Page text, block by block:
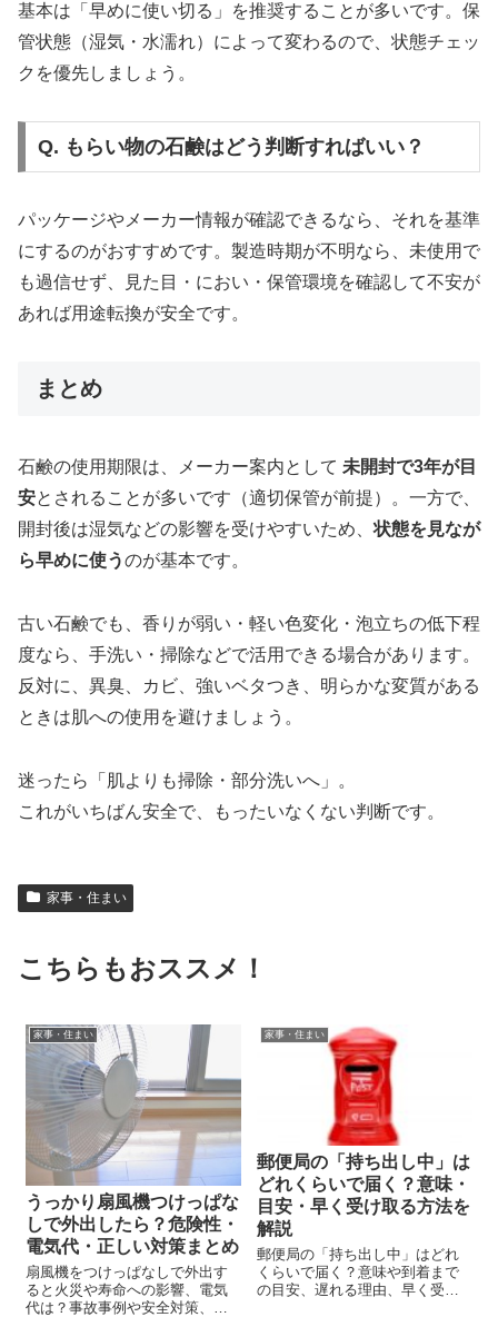
基本は「早めに使い切る」を推奨することが多いです。保
管状態（湿気・水濡れ）によって変わるので、状態チェッ
クを優先しましょう。
Q. もらい物の石鹸はどう判断すればいい？
パッケージやメーカー情報が確認できるなら、それを基準
にするのがおすすめです。製造時期が不明なら、未使用で
も過信せず、見た目・におい・保管環境を確認して不安が
あれば用途転換が安全です。
まとめ
石鹸の使用期限は、メーカー案内として 未開封で3年が目
安とされることが多いです（適切保管が前提）。一方で、
開封後は湿気などの影響を受けやすいため、状態を見なが
ら早めに使うのが基本です。
古い石鹸でも、香りが弱い・軽い色変化・泡立ちの低下程
度なら、手洗い・掃除などで活用できる場合があります。
反対に、異臭、カビ、強いベタつき、明らかな変質がある
ときは肌への使用を避けましょう。
迷ったら「肌よりも掃除・部分洗いへ」。
これがいちばん安全で、もったいなくない判断です。
家事・住まい
こちらもおススメ！
家事・住まい
うっかり扇風機つけっぱな
しで外出したら？危険性・
電気代・正しい対策まとめ
扇風機をつけっぱなしで外出す
ると火災や寿命への影響、電気
代は？事故事例や安全対策、買
家事・住まい
郵便局の「持ち出し中」は
どれくらいで届く？意味・
目安・早く受け取る方法を
解説
郵便局の「持ち出し中」はどれ
くらいで届く？意味や到着まで
の目安、遅れる理由、早く受け